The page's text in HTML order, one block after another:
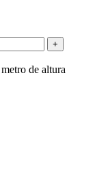
de altura